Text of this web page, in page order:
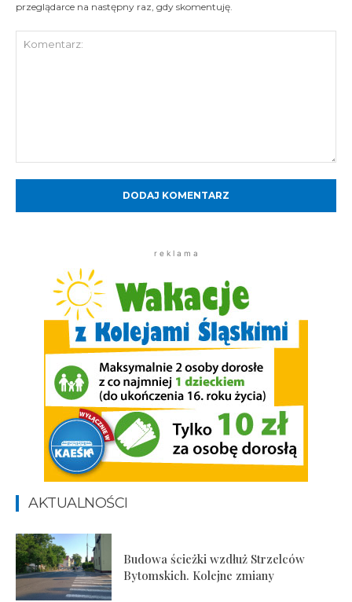
przeglądarce na następny raz, gdy skomentuję.
r e k l a m a
AKTUALNOŚCI
Budowa ścieżki wzdłuż Strzelców
Bytomskich. Kolejne zmiany